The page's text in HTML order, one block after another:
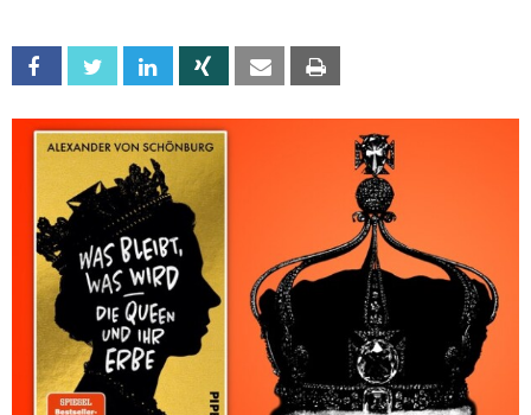
Facebook Twitter Linkedin Xing Email